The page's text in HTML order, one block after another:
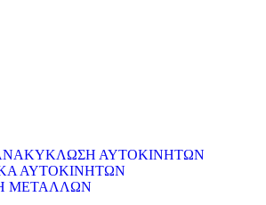
ΑΥΤΟΚΙΝΗΤΩΝ
ΑΥΤΟΚΙΝΗΤΩΝ
ΜΕΤΑΛΛΩΝ